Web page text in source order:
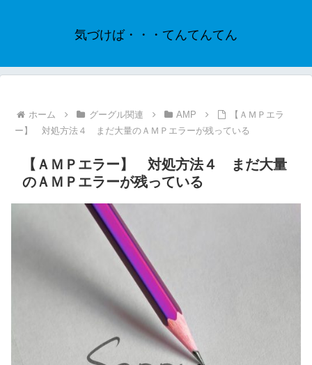
気づけば・・・てんてんてん
ホーム グーグル関連 AMP
【ＡＭＰエラ
ー】 対処方法４ まだ大量のＡＭＰエラーが残っている
【ＡＭＰエラー】 対処方法４ まだ大量
のＡＭＰエラーが残っている